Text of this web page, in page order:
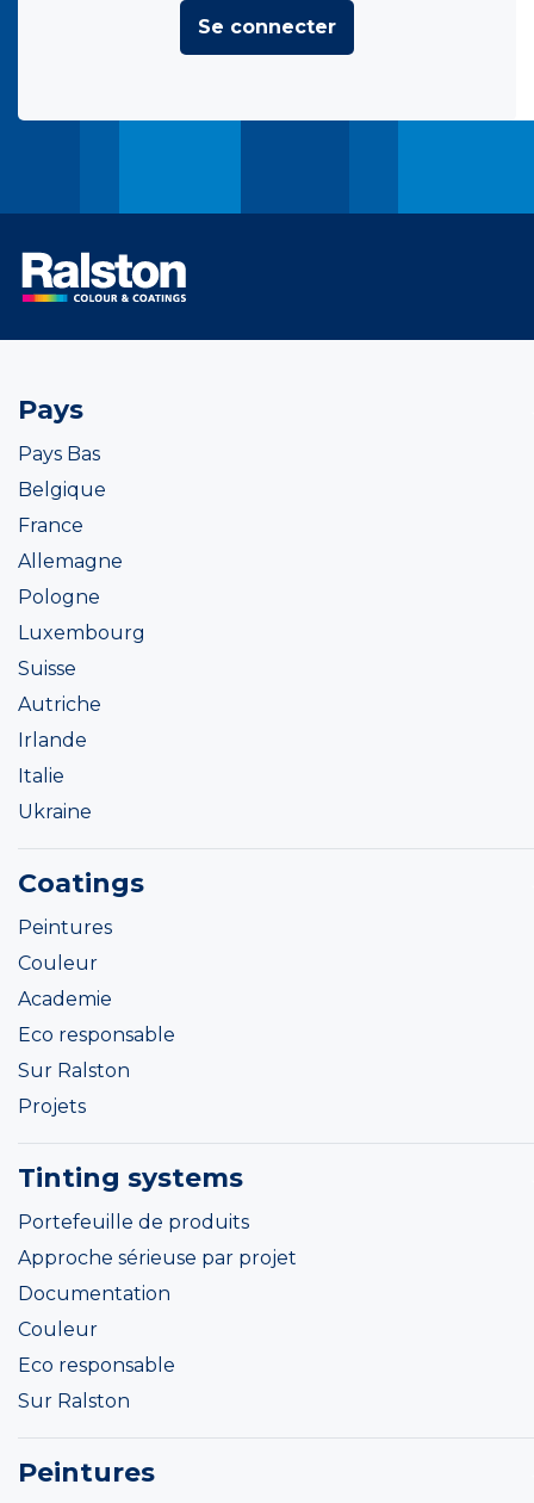
Se connecter
Pays
Pays Bas
Belgique
France
Allemagne
Pologne
Luxembourg
Suisse
Autriche
Irlande
Italie
Ukraine
Coatings
Peintures
Couleur
Academie
Eco responsable
Sur Ralston
Projets
Tinting systems
Portefeuille de produits
Approche sérieuse par projet
Documentation
Couleur
Eco responsable
Sur Ralston
Peintures